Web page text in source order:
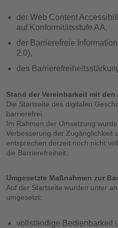
der Web Content
auf Konformitätsstufe AA,
der Barrierefreie
2.0),
des
Stand der Vereinbarkeit mit
Die Startseite des digitalen
barrierefrei.
Im Rahmen der Umsetzung
Verbesserung der Zugänglichkeit
entsprechen derzeit noch nicht
die Barrierefreiheit.
Umgesetzte Maßnahmen zur
Auf der Startseite wurden unter
umgesetzt:
vollständige Bedienbarkeit